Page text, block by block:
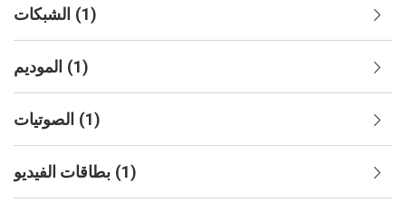
الشبكات (1)
الموديم (1)
الصوتيات (1)
بطاقات الفيديو (1)